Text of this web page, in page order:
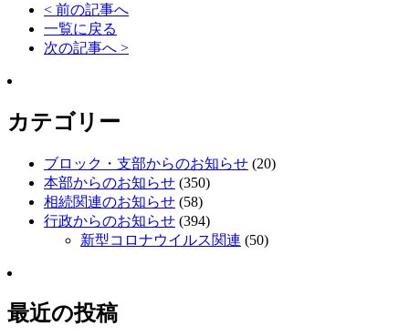
< 前の記事へ
一覧に戻る
次の記事へ >
カテゴリー
ブロック・支部からのお知らせ (20)
本部からのお知らせ (350)
相続関連のお知らせ (58)
行政からのお知らせ (394)
新型コロナウイルス関連 (50)
最近の投稿